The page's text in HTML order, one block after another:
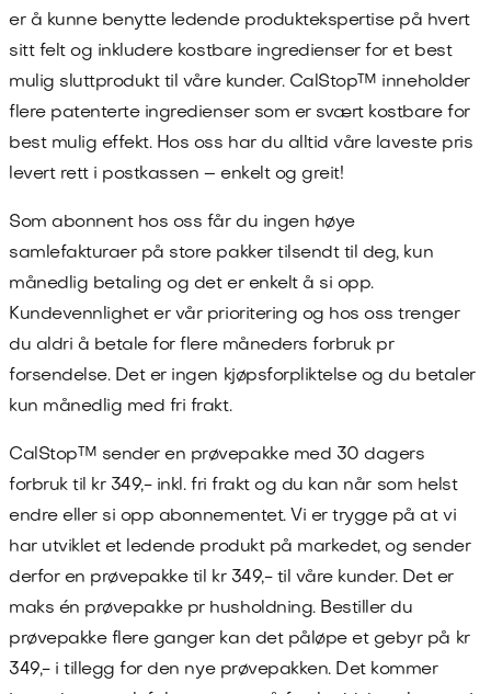
er å kunne benytte ledende produktekspertise på hvert
sitt felt og inkludere kostbare ingredienser for et best
mulig sluttprodukt til våre kunder. CalStop™ inneholder
flere patenterte ingredienser som er svært kostbare for
best mulig effekt. Hos oss har du alltid våre laveste pris
levert rett i postkassen – enkelt og greit!
Som abonnent hos oss får du ingen høye
samlefakturaer på store pakker tilsendt til deg, kun
månedlig betaling og det er enkelt å si opp.
Kundevennlighet er vår prioritering og hos oss trenger
du aldri å betale for flere måneders forbruk pr
forsendelse. Det er ingen kjøpsforpliktelse og du betaler
kun månedlig med fri frakt.
CalStop™ sender en prøvepakke med 30 dagers
forbruk til kr 349,- inkl. fri frakt og du kan når som helst
endre eller si opp abonnementet. Vi er trygge på at vi
har utviklet et ledende produkt på markedet, og sender
derfor en prøvepakke til kr 349,- til våre kunder. Det er
maks én prøvepakke pr husholdning. Bestiller du
prøvepakke flere ganger kan det påløpe et gebyr på kr
349,- i tillegg for den nye prøvepakken. Det kommer